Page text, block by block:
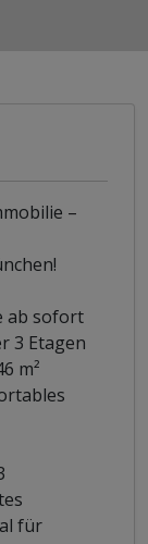
–
ab sofort
3 Etagen
m²
für